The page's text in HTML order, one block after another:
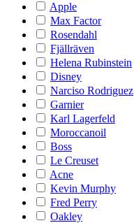
Apple
Max Factor
Rosendahl
Fjällräven
Helena Rubinstein
Disney
Narciso Rodriguez
Garnier
Karl Lagerfeld
Moroccanoil
Boss
Le Creuset
Acne
Kevin Murphy
Fred Perry
Oakley